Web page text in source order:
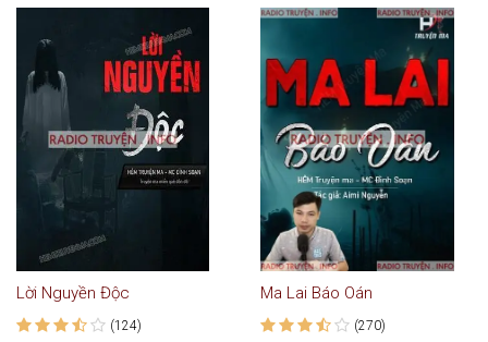
Lời Nguyền Độc
(124)
Ma Lai Báo Oán
(270)